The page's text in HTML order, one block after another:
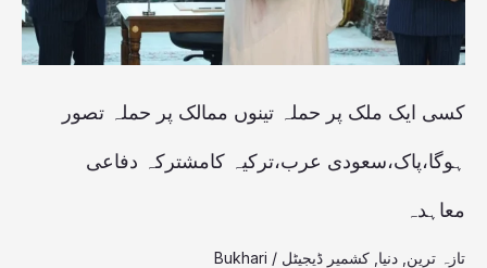
کسی ایک ملک پر حملہ تینوں ممالک پر حملہ تصور
ہوگا،پاک،سعودی عرب،ترکیہ کامشترکہ دفاعی
معاہدہ
تازہ ترین دنیا کشمیر ڈیجیٹل /
Bukhari
پر
حملہ
ہوگا،پاک،سعودی
عرب،ترکیہ
کامشترکہ